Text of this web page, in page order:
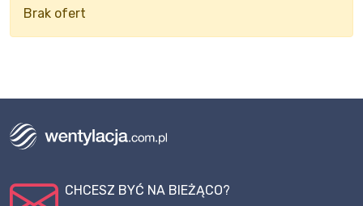
Brak ofert
CHCESZ BYĆ NA BIEŻĄCO?